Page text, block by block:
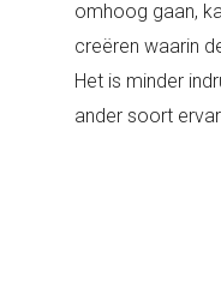
omhoog gaan,
creëren waarin
Het is minder
ander soort